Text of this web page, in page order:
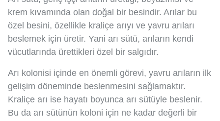
krem kıvamında olan doğal bir besindir. Arılar bu
özel besini, özellikle kraliçe arıyı ve yavru arıları
beslemek için üretir. Yani arı sütü, arıların kendi
vücutlarında ürettikleri özel bir salgıdır.
Arı kolonisi içinde en önemli görevi, yavru arıların ilk
gelişim döneminde beslenmesini sağlamaktır.
Kraliçe arı ise hayatı boyunca arı sütüyle beslenir.
Bu da arı sütünün koloni için ne kadar değerli bir